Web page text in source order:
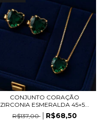
CONJUNTO CORAÇÃO
ZIRCONIA ESMERALDA 45+5...
R$137,00
R$68,50